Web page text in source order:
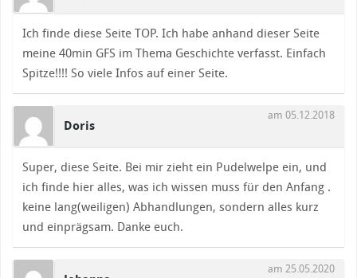
Ich finde diese Seite TOP. Ich habe anhand dieser Seite
meine 40min GFS im Thema Geschichte verfasst. Einfach
Spitze!!!! So viele Infos auf einer Seite.
Doris
am 05.12.2018
Super, diese Seite. Bei mir zieht ein Pudelwelpe ein, und
ich finde hier alles, was ich wissen muss für den Anfang .
keine lang(weiligen) Abhandlungen, sondern alles kurz
und einprägsam. Danke euch.
am 25.05.2020